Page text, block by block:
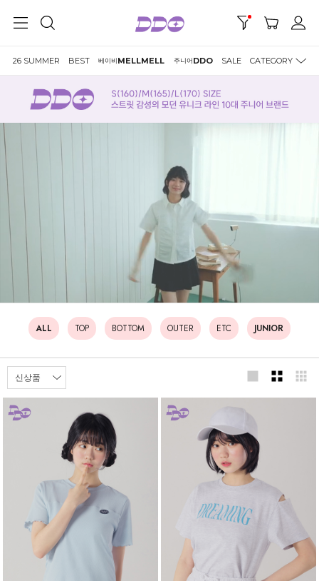
26 SUMMER BEST 베이비MELLMELL 주니어DDO SALE CATEGORY
ALL TOP BOTTOM OUTER ETC JUNIOR